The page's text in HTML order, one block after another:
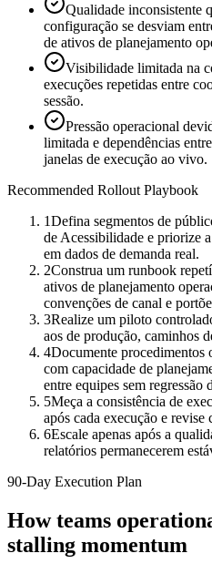
Qualidade inconsistente
configuração se desviam
de ativos de planejamento
Visibilidade limitada na
execuções repetidas entre
sessão.
Pressão operacional
limitada e dependências
janelas de execução ao vivo.
Recommended Rollout Playbook
1Defina segmentos de
de Acessibilidade e priorize
em dados de demanda real.
2Construa um runbook
ativos de planejamento
convenções de canal e
3Realize um piloto
aos de produção, caminhos
4Documente procedimentos
com capacidade de
entre equipes sem regressão
5Meça a consistência de
após cada execução e
6Escale apenas após a
relatórios permanecerem
90-Day Execution Plan
How teams
stalling momentum